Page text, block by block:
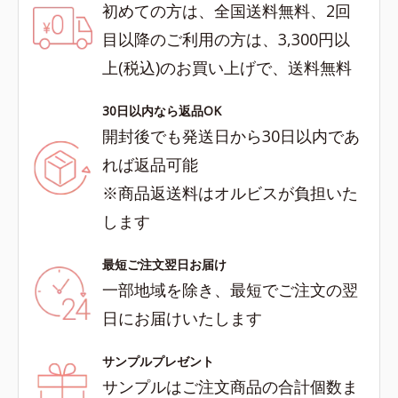
初めての方は、全国送料無料、2回
目以降のご利用の方は、3,300円以
上(税込)のお買い上げで、送料無料
30日以内なら返品OK
開封後でも発送日から30日以内であ
れば返品可能
※商品返送料はオルビスが負担いた
します
最短ご注文翌日お届け
一部地域を除き、最短でご注文の翌
日にお届けいたします
サンプルプレゼント
サンプルはご注文商品の合計個数ま